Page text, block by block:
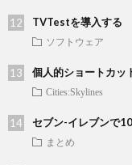
TVTestを導入する
ソフトウェア
個人的ショートカ
Cities:Skylines
セブン-イレブンで
まとめ